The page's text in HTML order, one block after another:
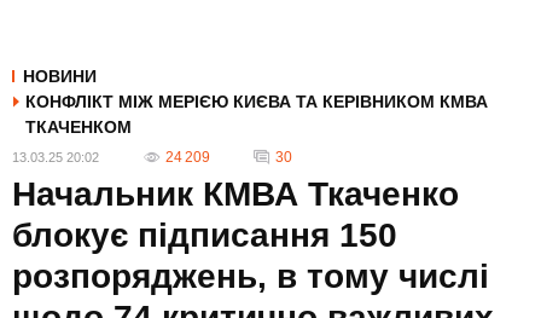
НОВИНИ
КОНФЛІКТ МІЖ МЕРІЄЮ КИЄВА ТА КЕРІВНИКОМ КМВА
ТКАЧЕНКОМ
13.03.25 20:02 24 209 30
Начальник КМВА Ткаченко
блокує підписання 150
розпоряджень, в тому числі